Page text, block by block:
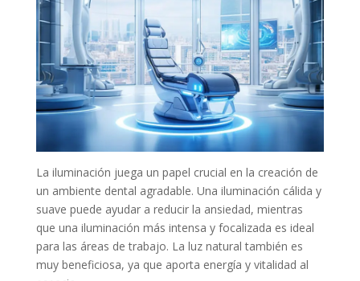
La iluminación juega un papel crucial en la creación de
un ambiente dental agradable. Una iluminación cálida y
suave puede ayudar a reducir la ansiedad, mientras
que una iluminación más intensa y focalizada es ideal
para las áreas de trabajo. La luz natural también es
muy beneficiosa, ya que aporta energía y vitalidad al